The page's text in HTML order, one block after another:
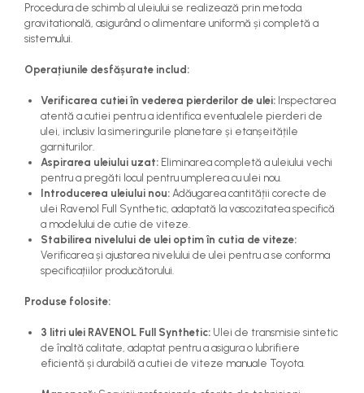
Procedura de schimb al uleiului se realizează prin metoda
gravitatională, asigurând o alimentare uniformă și completă a
sistemului.
Operațiunile desfășurate includ:
Verificarea cutiei în vederea pierderilor de ulei: Inspectarea
atentă a cutiei pentru a identifica eventualele pierderi de
ulei, inclusiv la simeringurile planetare și etanșeitățile
garniturilor.
Aspirarea uleiului uzat: Eliminarea completă a uleiului vechi
pentru a pregăti locul pentru umplerea cu ulei nou.
Introducerea uleiului nou: Adăugarea cantității corecte de
ulei Ravenol Full Synthetic, adaptată la vascozitatea specifică
a modelului de cutie de viteze.
Stabilirea nivelului de ulei optim în cutia de viteze:
Verificarea și ajustarea nivelului de ulei pentru a se conforma
specificațiilor producătorului.
Produse folosite:
3 litri ulei RAVENOL Full Synthetic: Ulei de transmisie sintetic
de înaltă calitate, adaptat pentru a asigura o lubrifiere
eficientă și durabilă a cutiei de viteze manuale Toyota.